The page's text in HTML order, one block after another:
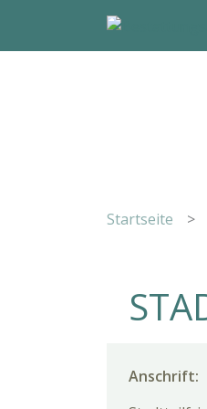
Startseite >
Anschrift: